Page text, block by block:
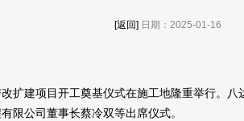
[返回] 日期：2025-01-16
扩建项目开工奠基仪式在施工地隆重举行。
限公司董事长蔡冷双等出席仪式。